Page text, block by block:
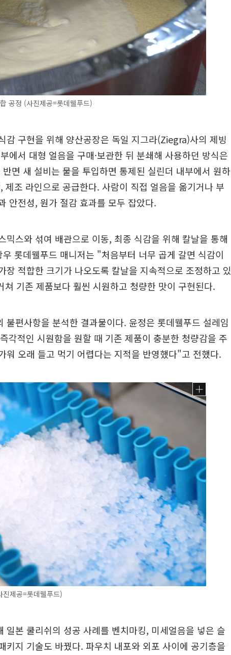
공정 (사진제공=롯데웰푸드)
감 구현을 위해 양산공장은 독일 지그라(Ziegra)사의 제빙
에서 대형 얼음을 구매·보관한 뒤 분쇄해 사용하던 방식은
면 새 설비는 물을 투입하면 통제된 실린더 내부에서 원하
제조 라인으로 공급한다. 사람이 직접 얼음을 옮기거나 부
안전성, 원가 절감 효과를 모두 잡았다.
믹스와 섞여 배관으로 이동, 최종 식감을 위해 칼날을 통해
롯데웰푸드 매니저는 "처음부터 너무 곱게 갈면 식감이
장 적합한 크기가 나오도록 칼날을 지속적으로 조정하고 있
기존 제품보다 훨씬 시원하고 청량한 맛이 구현된다.
불편사항을 분석한 결과물이다. 윤정은 롯데웰푸드 설레임
각적인 시원함을 원할 때 기존 제품이 충분한 청량감을 주
워 오래 들고 먹기 어렵다는 지적을 반영했다"고 전했다.
제공=롯데웰푸드)
일본 쿨리쉬의 성공 사례를 벤치마킹, 미세얼음을 넣은 슬
키지 기술도 바꿨다. 파우치 내포와 외포 사이에 공기층을